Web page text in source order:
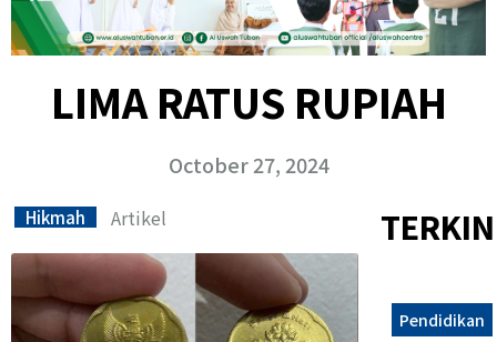
LIMA RATUS RUPIAH
October 27, 2024
Hikmah Artikel
Pendidikan